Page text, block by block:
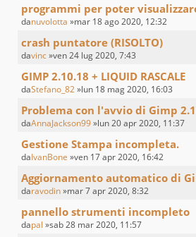
programmi per poter
danuvolotta »mar 18 ago 2020, 12:32
crash puntatore (RISOLTO)
davinc»ven 24 lug 2020, 7:43
GIMP 2.10.18 + LIQUID RASCALE
daStefano_82»lun 18 mag 2020, 16:03
Problema con l'avvio di Gimp
daAnnaJackson99»lun 20 apr 2020, 11:37
Gestione Stampa incompleta.
daIvanBone »ven 17 apr 2020, 16:42
Aggiornamento automatico di
daravodin»mar 7 apr 2020, 8:32
pannello strumenti incompleto
dapal »sab 28 mar 2020, 11:57